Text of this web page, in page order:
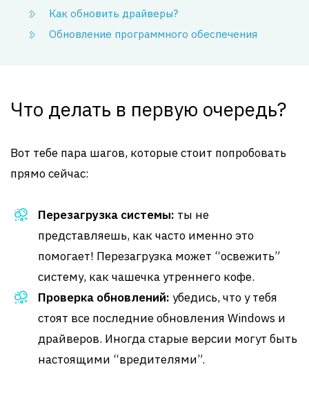
Как обновить драйверы?
Обновление программного обеспечения
Что делать в первую очередь?
Вот тебе пара шагов, которые стоит попробовать
прямо сейчас:
Перезагрузка системы: ты не
представляешь, как часто именно это
помогает! Перезагрузка может “освежить”
систему, как чашечка утреннего кофе.
Проверка обновлений: убедись, что у тебя
стоят все последние обновления Windows и
драйверов. Иногда старые версии могут быть
настоящими “вредителями”.